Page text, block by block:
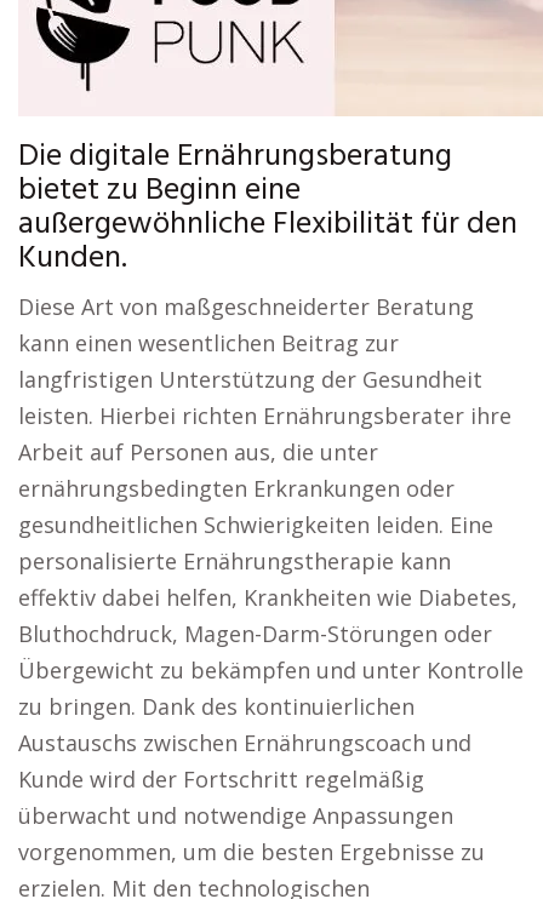
Die digitale Ernährungsberatung
bietet zu Beginn eine
außergewöhnliche Flexibilität für den
Kunden.
Diese Art von maßgeschneiderter Beratung
kann einen wesentlichen Beitrag zur
langfristigen Unterstützung der Gesundheit
leisten. Hierbei richten Ernährungsberater ihre
Arbeit auf Personen aus, die unter
ernährungsbedingten Erkrankungen oder
gesundheitlichen Schwierigkeiten leiden. Eine
personalisierte Ernährungstherapie kann
effektiv dabei helfen, Krankheiten wie Diabetes,
Bluthochdruck, Magen-Darm-Störungen oder
Übergewicht zu bekämpfen und unter Kontrolle
zu bringen. Dank des kontinuierlichen
Austauschs zwischen Ernährungscoach und
Kunde wird der Fortschritt regelmäßig
überwacht und notwendige Anpassungen
vorgenommen, um die besten Ergebnisse zu
erzielen. Mit den technologischen